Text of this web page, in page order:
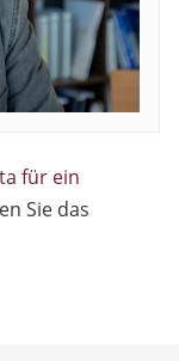
für ein
Sie das